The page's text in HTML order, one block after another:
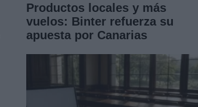
Productos locales y más
vuelos: Binter refuerza su
apuesta por Canarias